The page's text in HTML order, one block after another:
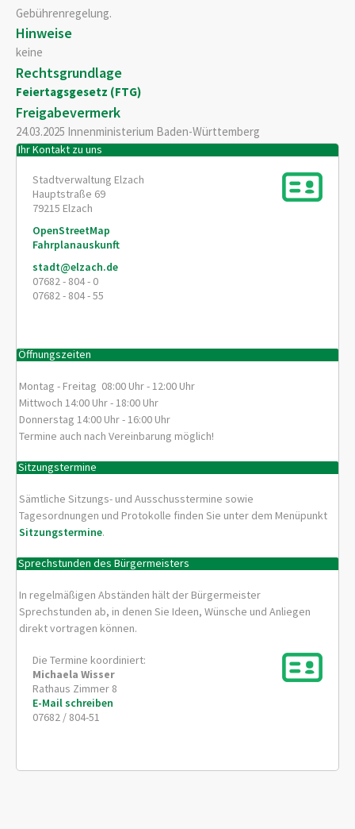
Gebührenregelung.
Hinweise
keine
Rechtsgrundlage
Feiertagsgesetz (FTG)
Freigabevermerk
24.03.2025 Innenministerium Baden-Württemberg
Ihr Kontakt zu uns
Stadtverwaltung Elzach
Hauptstraße 69
79215 Elzach
OpenStreetMap
Fahrplanauskunft
stadt@elzach.de
07682 - 804 - 0
07682 - 804 - 55
Öffnungszeiten
Montag - Freitag 08:00 Uhr - 12:00 Uhr
Mittwoch 14:00 Uhr - 18:00 Uhr
Donnerstag 14:00 Uhr - 16:00 Uhr
Termine auch nach Vereinbarung möglich!
Sitzungstermine
Sämtliche Sitzungs- und Ausschusstermine sowie
Tagesordnungen und Protokolle finden Sie unter dem Menüpunkt
Sitzungstermine.
Sprechstunden des Bürgermeisters
In regelmäßigen Abständen hält der Bürgermeister
Sprechstunden ab, in denen Sie Ideen, Wünsche und Anliegen
direkt vortragen können.
Die Termine koordiniert:
Michaela Wisser
Rathaus Zimmer 8
E-Mail schreiben
07682 / 804-51